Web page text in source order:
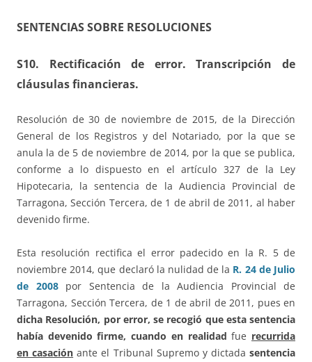
SENTENCIAS SOBRE RESOLUCIONES
S10. Rectificación de error. Transcripción de
cláusulas financieras.
Resolución de 30 de noviembre de 2015, de la Dirección
General de los Registros y del Notariado, por la que se
anula la de 5 de noviembre de 2014, por la que se publica,
conforme a lo dispuesto en el artículo 327 de la Ley
Hipotecaria, la sentencia de la Audiencia Provincial de
Tarragona, Sección Tercera, de 1 de abril de 2011, al haber
devenido firme.
Esta resolución rectifica el error padecido en la R. 5 de
noviembre 2014, que declaró la nulidad de la R. 24 de Julio
de 2008por Sentencia de la Audiencia Provincial de
Tarragona, Sección Tercera, de 1 de abril de 2011, pues en
dicha Resolución, por error, se recogió que esta sentencia
había devenido firme, cuando en realidadfue recurrida
en casación ante el Tribunal Supremo y dictada sentencia